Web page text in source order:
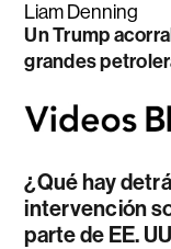
Liam Denning
Un Trump
grandes
¿Qué hay
intervención
parte de EE.